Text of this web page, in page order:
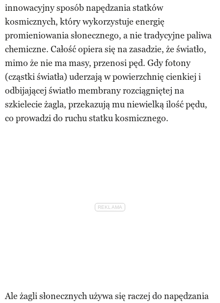
innowacyjny sposób napędzania statków
kosmicznych, który wykorzystuje energię
promieniowania słonecznego, a nie tradycyjne paliwa
chemiczne. Całość opiera się na zasadzie, że światło,
mimo że nie ma masy, przenosi pęd. Gdy fotony
(cząstki światła) uderzają w powierzchnię cienkiej i
odbijającej światło membrany rozciągniętej na
szkielecie żagla, przekazują mu niewielką ilość pędu,
co prowadzi do ruchu statku kosmicznego.
Ale żagli słonecznych używa się raczej do napędzania